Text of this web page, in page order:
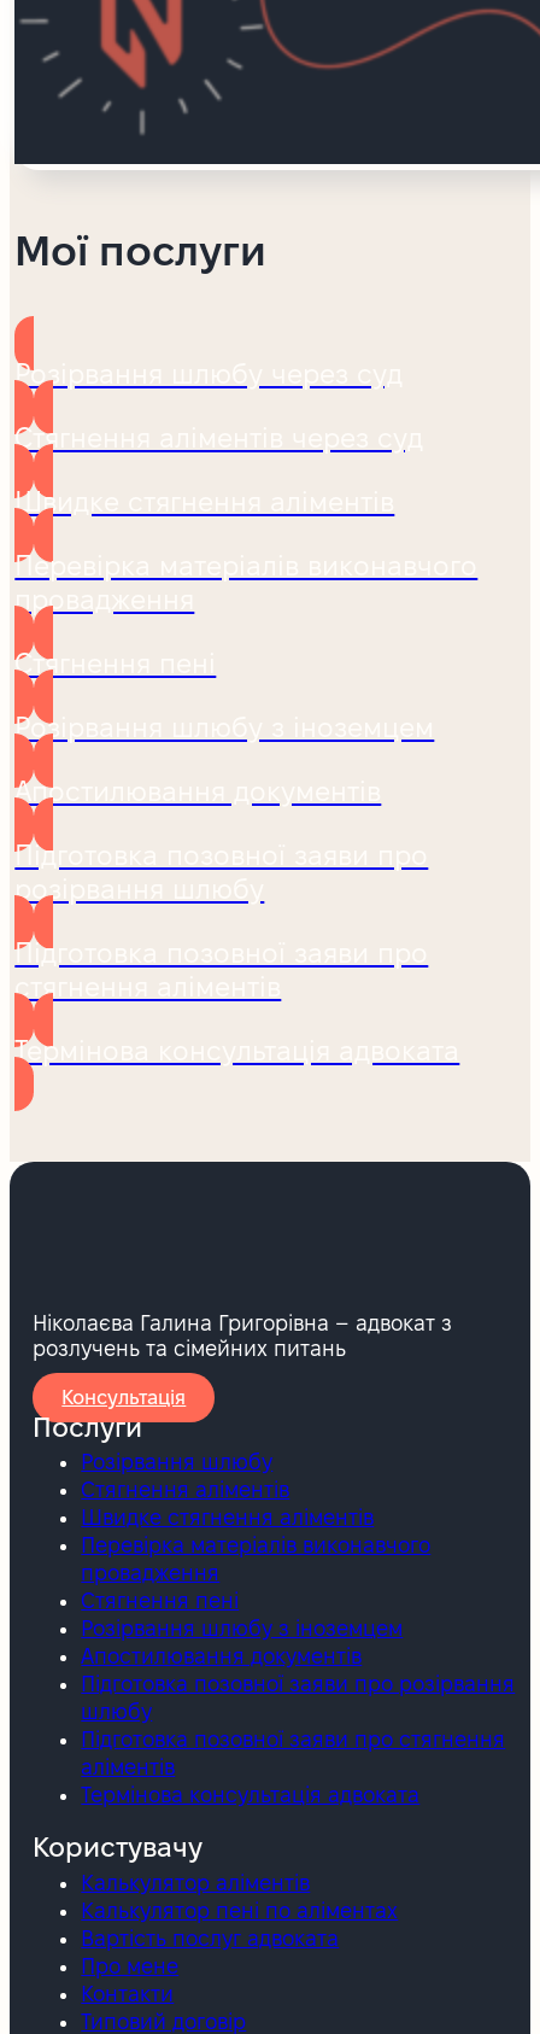
Мої послуги
Розірвання шлюбу через суд
Стягнення аліментів через суд
Швидке стягнення аліментів
Перевірка матеріалів виконавчого
провадження
Стягнення пені
Розірвання шлюбу з іноземцем
Апостилювання документів
Підготовка позовної заяви про
розірвання шлюбу
Підготовка позовної заяви про
стягнення аліментів
Термінова консультація адвоката
Ніколаєва Галина Григорівна – адвокат з
розлучень та сімейних питань
Консультація
Послуги
Розірвання шлюбу
Стягнення аліментів
Швидке стягнення аліментів
Перевірка матеріалів виконавчого
провадження
Стягнення пені
Розірвання шлюбу з іноземцем
Апостилювання документів
Підготовка позовної заяви про розірвання
шлюбу
Підготовка позовної заяви про стягнення
аліментів
Термінова консультація адвоката
Користувачу
Калькулятор аліментів
Калькулятор пені по аліментах
Вартість послуг адвоката
Про мене
Контакти
Типовий договір